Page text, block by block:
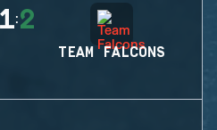
1:2
TEAM FALCONS